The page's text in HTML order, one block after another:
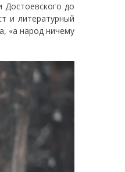
Достоевского до
и литературный
«а народ ничему